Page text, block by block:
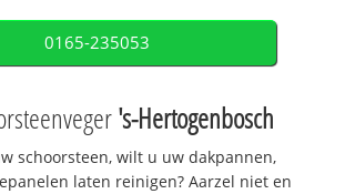
0165-235053
's-Hertogenbosch
schoorsteen, wilt u uw dakpannen,
laten reinigen? Aarzel niet en